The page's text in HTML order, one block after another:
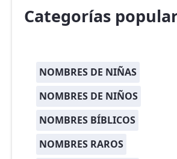
Categorías
NOMBRES DE NIÑAS
NOMBRES DE NIÑOS
NOMBRES BÍBLICOS
NOMBRES RAROS